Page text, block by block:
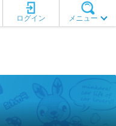
メニュー
ログイン